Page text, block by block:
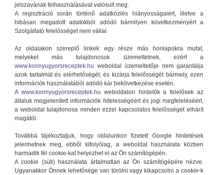
jelszavának felhasználásával valósult meg.
A regisztráció során történő adatközlés hiányosságaiért, illetve a
hibásan megadott adatokból adódó bármilyen következményért a
Szolgáltató felelősséget nem vállal.
Az oldalakon szereplő linkek egy része más honlapokra mutat,
melyeket más tulajdonosok üzemeltetnek, ezért a
www.konnyugyorsreceptek.hu weboldal üzemeltetője nem garantálja
azok tartalmát és elérhetőségét, és kizárja felelősségét bármely, ezen
információk használatából adódó kár bekövetkezése esetén.
A www.konnyugyorsreceptek.hu weboldalon hirdetők a felelősek az
általuk megjelenített információk hitelességéért és jogi megfeleléséért,
a weboldal tulajdonosa minden ezzel kapcsolatos felelősséget elhárít
magától.
Továbbá tájékoztatjuk, hogy oldalunkon fizetett Google hirdetések
jelenhetnek meg, ebből kifolyólag, a weboldal használata közben
harmadik fél cookie-kat helyezhet el az Ön számítógépén.
A cookie (süti) használata ártalmatlan az Ön számítógépére nézve.
Ugyanakkor Önnek lehetősége van törölni vagy kikapcsolni a cookie-k